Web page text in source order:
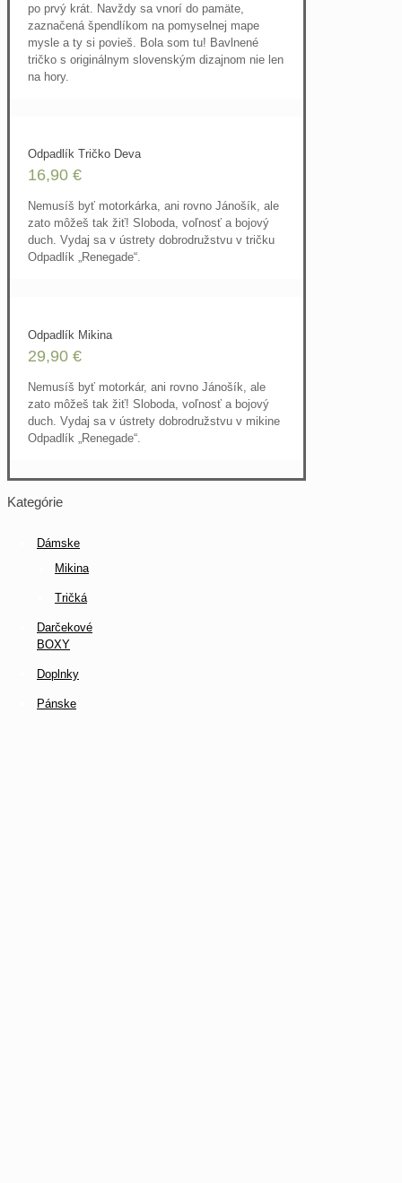
po prvý krát. Navždy sa vnorí do pamäte,
zaznačená špendlíkom na pomyselnej mape
mysle a ty si povieš. Bola som tu! Bavlnené
tričko s originálnym slovenským dizajnom nie len
na hory.
Odpadlík Tričko Deva
16,90 €
Nemusíš byť motorkárka, ani rovno Jánošík, ale
zato môžeš tak žiť! Sloboda, voľnosť a bojový
duch. Vydaj sa v ústrety dobrodružstvu v tričku
Odpadlík „Renegade“.
Odpadlík Mikina
29,90 €
Nemusíš byť motorkár, ani rovno Jánošík, ale
zato môžeš tak žiť! Sloboda, voľnosť a bojový
duch. Vydaj sa v ústrety dobrodružstvu v mikine
Odpadlík „Renegade“.
Kategórie
Dámske
Mikina
Tričká
Darčekové
BOXY
Doplnky
Pánske